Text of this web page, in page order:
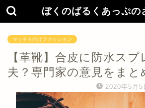
ぼくのばるくあっぷの
マッチョ向けファッション
【革靴】合皮に防水ス
夫？専門家の意見をまと
2020年5月5